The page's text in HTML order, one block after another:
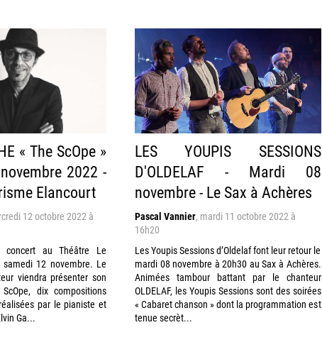
« The ScOpe »
2022 -
Elancourt
12 octobre 2022 à
concert au Théâtre Le
samedi 12 novembre. Le
viendra présenter son
dix compositions
par le pianiste et
Ga...
LES YOUPIS SESSIONS
D'OLDELAF - Mardi 08
novembre - Le Sax à Achères
Pascal Vannier, mardi 11 octobre 2022 à
16h20
Les Youpis Sessions d’Oldelaf font leur retour le
mardi 08 novembre à 20h30 au Sax à Achères.
Animées tambour battant par le chanteur
OLDELAF, les Youpis Sessions sont des soirées
« Cabaret chanson » dont la programmation est
tenue secrèt...